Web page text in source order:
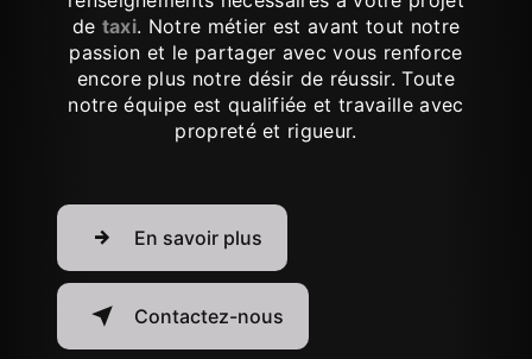
de taxi. Notre métier est avant tout notre
passion et le partager avec vous renforce
encore plus notre désir de réussir. Toute
notre équipe est qualifiée et travaille avec
propreté et rigueur.
En savoir plus
Contactez-nous